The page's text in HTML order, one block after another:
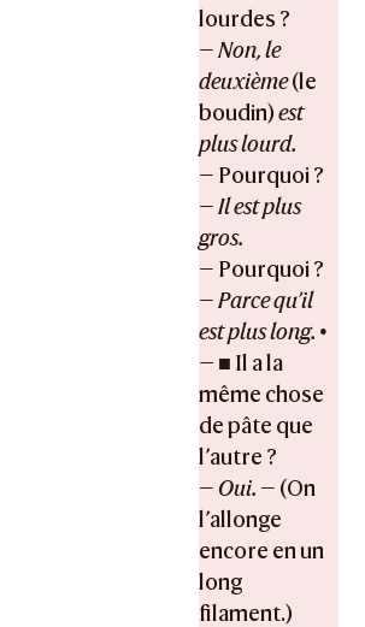
lourdes ?
—Non, le
deuxième(le
boudin)est
plus lourd.
— Pourquoi ?
—Il est plus
gros.
— Pourquoi ?
—Parce qu’il
est plus long. •
— ■ Il a la
même chose
de pâte que
l’autre ?
— Oui. — (On
l’allonge
encore en un
long
filament.)